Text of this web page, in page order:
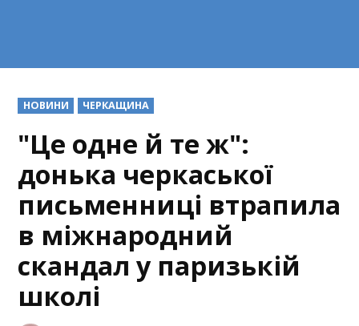
POSTED
IN
НОВИНИ ЧЕРКАЩИНА
"Це одне й те ж":
донька черкаської
письменниці втрапила
в міжнародний
скандал у паризькій
школі